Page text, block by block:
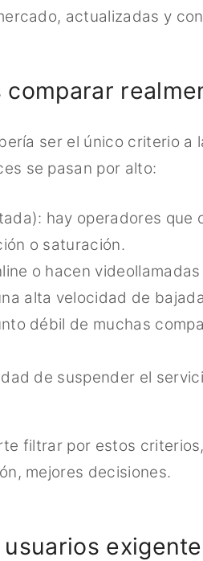
actualizadas y
ser el único criterio a
se pasan por alto:
hay operadores que
o saturación.
o hacen
alta velocidad de
débil de muchas
de suspender el
filtrar por estos
mejores decisiones.